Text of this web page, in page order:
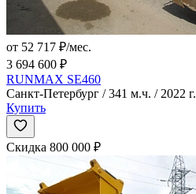
от 52 717 ₽/мес.
3 694 600 ₽
RUNMAX SE460
Санкт-Петербург / 341 м.ч. / 2022 г.
Купить
Скидка 800 000 ₽